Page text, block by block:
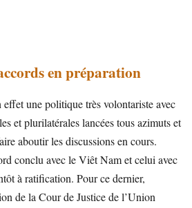
en préparation
une politique très volontariste avec
et plurilatérales lancées tous azimuts et
aboutir les discussions en cours.
conclu avec le Viêt Nam et celui avec
à ratification. Pour ce dernier,
de la Cour de Justice de l’Union